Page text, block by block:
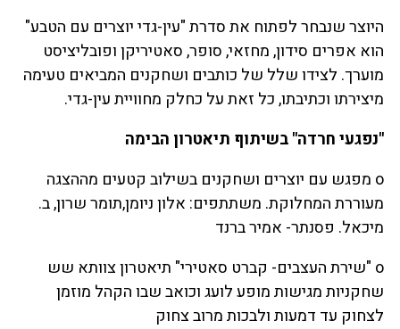
היוצר שנבחר לפתוח את סדרת "עין-גדי יוצרים עם הטבע"
הוא אפרים סידון, מחזאי, סופר, סאטיריקן ופובליציסט
מוערך. לצידו שלל של כותבים ושחקנים המביאים טעימה
מיצירתו וכתיבתו, כל זאת על כחלק מחוויית עין-גדי.
"נפגעי חרדה" בשיתוף תיאטרון הבימה
o מפגש עם יוצרים ושחקנים בשילוב קטעים מההצגה
מעוררת המחלוקת. משתתפים: אלון ניומן,תומר שרון, ב.
מיכאל. פסנתר- אמיר ברנד
o "שירת העצבים- קברט סאטירי" תיאטרון צוותא שש
שחקניות מגישות מופע לועג וכואב שבו הקהל מוזמן
לצחוק עד דמעות ולבכות מרוב צחוק